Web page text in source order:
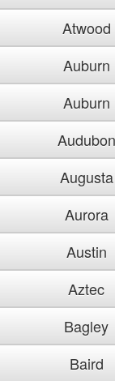
Atwood
Auburn
Auburn
Audubon
Augusta
Aurora
Austin
Aztec
Bagley
Baird